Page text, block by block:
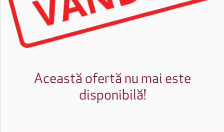
Această ofertă nu mai este
disponibilă!